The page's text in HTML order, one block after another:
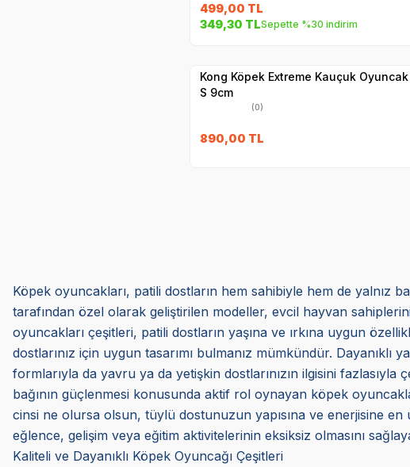
499,00 TL
349,30 TLSepette %30 indirim
Kong Köpek Extreme Kauçuk
S 9cm
(0)
890,00 TL
Köpek oyuncakları, patili dostların hem sahibiyle hem de yalnız
tarafından özel olarak geliştirilen modeller, evcil hayvan
oyuncakları çeşitleri, patili dostların yaşına ve ırkına uygun
dostlarınız için uygun tasarımı bulmanız mümkündür.
formlarıyla da yavru ya da yetişkin dostlarınızın ilgisini
bağının güçlenmesi konusunda aktif rol oynayan köpek
cinsi ne olursa olsun, tüylü dostunuzun yapısına ve enerjisine
eğlence, gelişim veya eğitim aktivitelerinin eksiksiz olmasını
Kaliteli ve Dayanıklı Köpek Oyuncağı Çeşitleri